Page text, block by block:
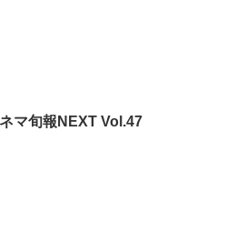
マ旬報NEXT Vol.47